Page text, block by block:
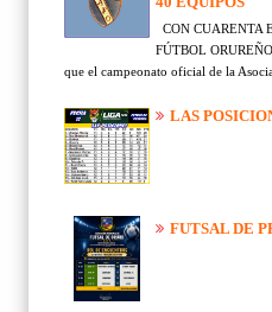
CON CUARENTA
FÚTBOL
que el campeonato oficial de la
LAS
FUTSAL DE